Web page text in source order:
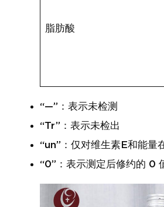
脂肪酸
“—”：表示未检测
“Tr”：表示未检出
“un”：仅对维生素E和能量
“0”：表示测定后修约的 0